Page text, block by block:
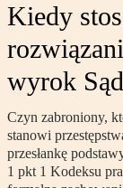
Kiedy
wyrok
Czyn zabroniony,
stanowi
przesłankę
1 pkt 1 Kodeksu